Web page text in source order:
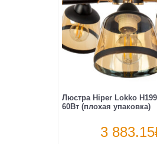
Люстра Hiper Lokko
60Вт (плохая упаковка)
3 883.15